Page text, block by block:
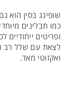
שופינג בסין הוא
כמו תבלינים
ופריטים ייחודיים
לצאת עם שלל רב
ואקזוטי מאד.